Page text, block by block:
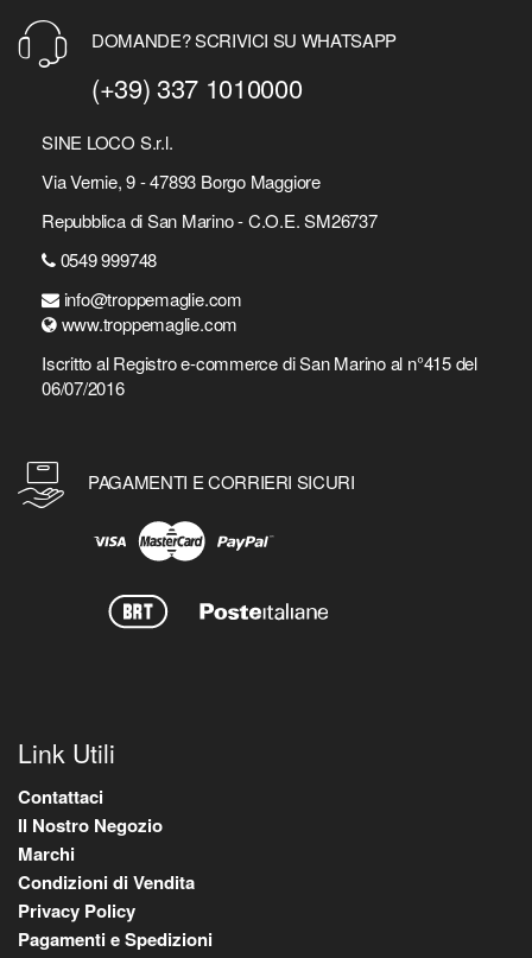
DOMANDE? SCRIVICI SU WHATSAPP
(+39) 337 1010000
SINE LOCO S.r.l.
Via Vernie, 9 - 47893 Borgo Maggiore
Repubblica di San Marino - C.O.E. SM26737
0549 999748
info@troppemaglie.com
www.troppemaglie.com
Iscritto al Registro e-commerce di San Marino al n°415 del
06/07/2016
PAGAMENTI E CORRIERI SICURI
Link Utili
Contattaci
Il Nostro Negozio
Marchi
Condizioni di Vendita
Privacy Policy
Pagamenti e Spedizioni